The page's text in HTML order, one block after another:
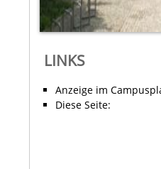
LINKS
Anzeige im
Diese Seite: